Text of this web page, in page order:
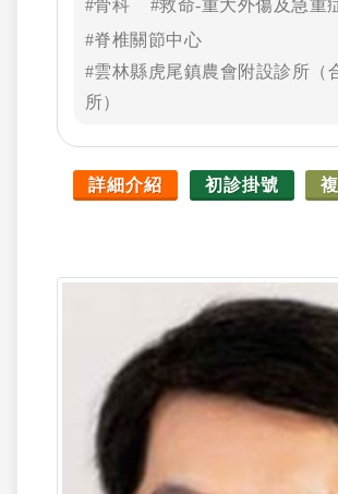
#骨科
#救命-重大外傷及急重
#脊椎關節中心
#雲林縣虎尾鎮農會附設診所（
所）
詳細介紹 初診掛號